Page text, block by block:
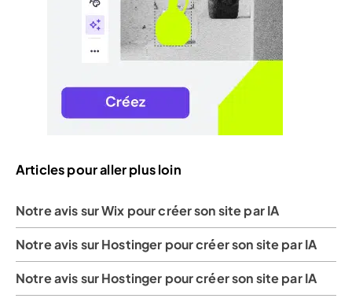
Articles pour aller plus loin
Notre avis sur Wix pour créer son site par IA
Notre avis sur Hostinger pour créer son site par IA
Notre avis sur Hostinger pour créer son site par IA